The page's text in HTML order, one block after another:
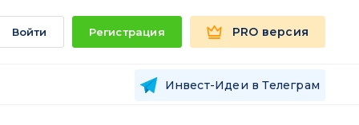
Войти Регистрация PRO версия
Инвест-Идеи в Телеграм